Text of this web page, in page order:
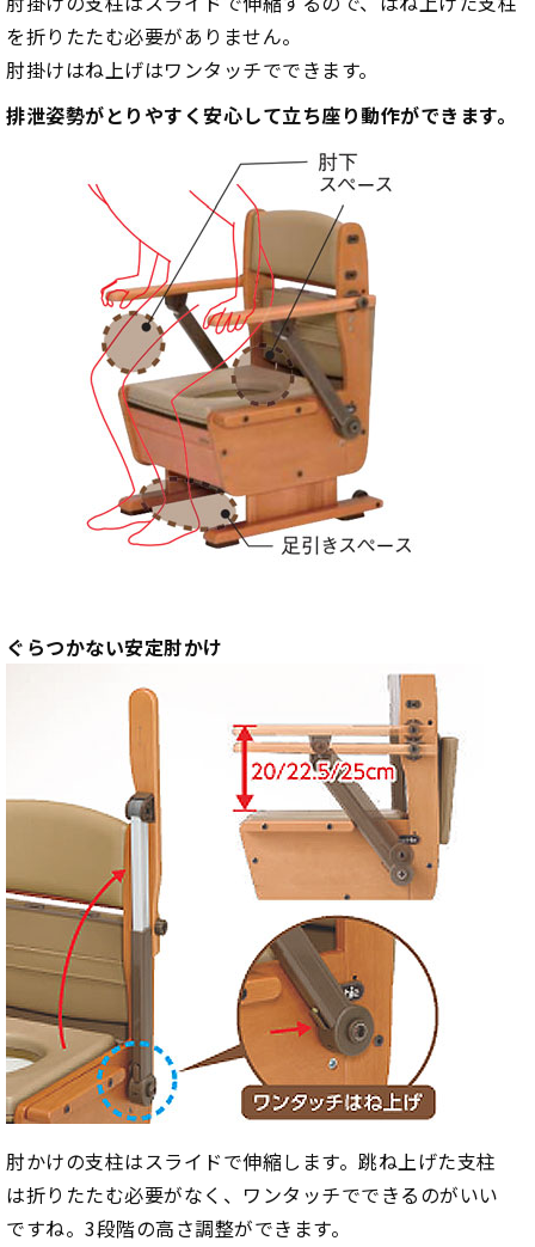
を折りたたむ必要がありません。
肘掛けはね上げはワンタッチでできます。
排泄姿勢がとりやすく安心して立ち座り動作ができます。
ぐらつかない安定肘かけ
肘かけの支柱はスライドで伸縮します。跳ね上げた支柱
は折りたたむ必要がなく、ワンタッチでできるのがいい
ですね。3段階の高さ調整ができます。